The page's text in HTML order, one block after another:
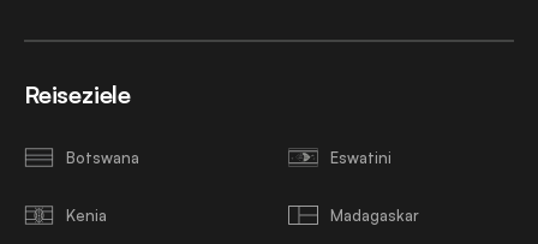
Reiseziele
Botswana Eswatini
Kenia Madagaskar